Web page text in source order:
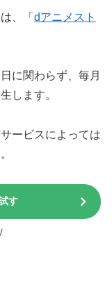
、「 dアニメスト
に関わらず、毎月
します。
ービスによっては
す